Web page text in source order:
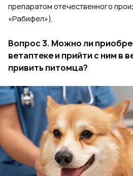
препаратом отечественного
«Рабифел»).
Вопрос 3. Можно ли
ветаптеке и прийти с ним в
привить питомца?